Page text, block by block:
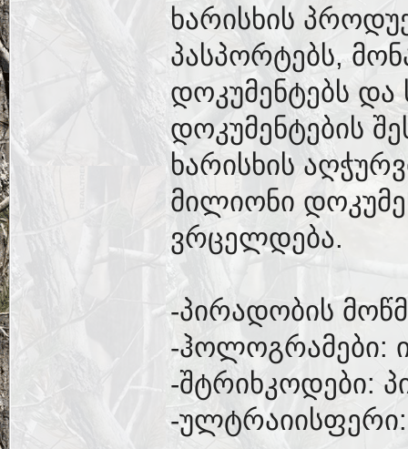
ხარისხის
პასპორტებს,
დოკუმენტებს და
დოკუმენტების
ხარისხის
მილიონი
ვრცელდება.
-პირადობის
-ჰოლოგრამები:
-შტრიხკოდები:
-